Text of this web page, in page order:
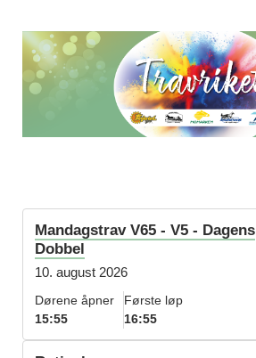
Mandagstrav V65 - V5 - Dagens
Dobbel
10. august 2026
Dørene åpner
15:55
Første løp
16:55